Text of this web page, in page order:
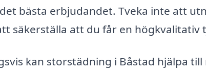
bästa erbjudandet. Tveka inte att
säkerställa att du får en högkvalitativ
kan storstädning i Båstad hjälpa